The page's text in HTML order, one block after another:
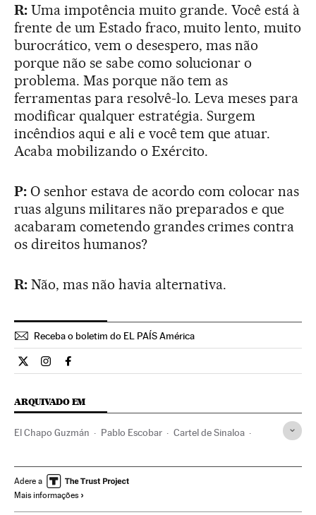
R:Uma impotência muito grande. Você está à
frente de um Estado fraco, muito lento, muito
burocrático, vem o desespero, mas não
porque não se sabe como solucionar o
problema. Mas porque não tem as
ferramentas para resolvê-lo. Leva meses para
modificar qualquer estratégia. Surgem
incêndios aqui e ali e você tem que atuar.
Acaba mobilizando o Exército.
P:O senhor estava de acordo com colocar nas
ruas alguns militares não preparados e que
acabaram cometendo grandes crimes contra
os direitos humanos?
R:Não, mas não havia alternativa.
Receba o boletim do EL PAÍS América
Internacional El País Brasil en Twitter
Internacional El País Brasil en Instagram
Internacional El País Brasil en Facebook
ARQUIVADO EM
El Chapo Guzmán Pablo Escobar Cartel de Sinaloa
México Crime organizado
Delinquência
Adere a
Mais informações